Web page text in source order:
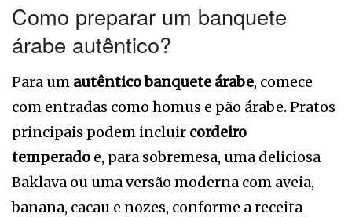
Como preparar um banquete
árabe autêntico?
Para um autêntico banquete árabe, comece
com entradas como homus e pão árabe. Pratos
principais podem incluir cordeiro
temperado e, para sobremesa, uma deliciosa
Baklava ou uma versão moderna com aveia,
banana, cacau e nozes, conforme a receita